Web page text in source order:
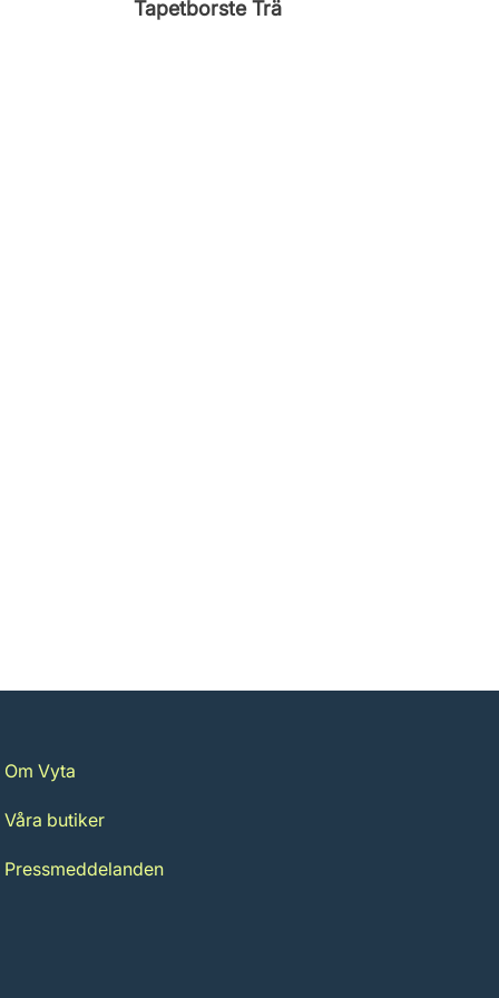
Tapetborste Trä
Om Vyta
Våra butiker
Pressmeddelanden